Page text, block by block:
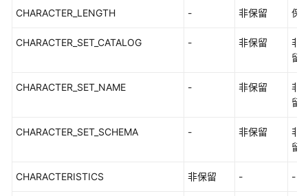
式
2.x）
发
（集
_V2.0-
CHARACTER_LENGTH - 非保留 保
CHARACTER_SET_CATALOG - 非保留
非
留
CHARACTER_SET_NAME - 非保留
非
留
CHARACTER_SET_SCHEMA - 非保留
非
留
CHARACTERISTICS 非保留 - -